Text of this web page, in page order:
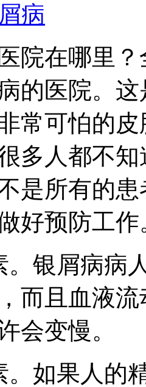
病
院在哪里
的医院。
常可怕的
多人都不
是所有的
好预防工作
。银屑病病
而且血液
会变慢。
。如果人的